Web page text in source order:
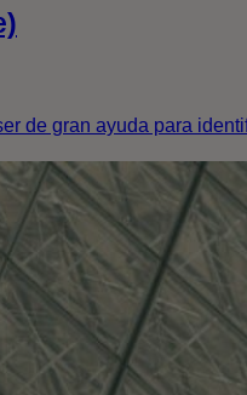
de gran ayuda para